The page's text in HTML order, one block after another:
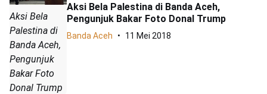
Aksi Bela
Palestina di
Banda Aceh,
Pengunjuk
Bakar Foto
Donal Trump
Aksi Bela Palestina di Banda Aceh,
Pengunjuk Bakar Foto Donal Trump
Banda Aceh 11 Mei 2018